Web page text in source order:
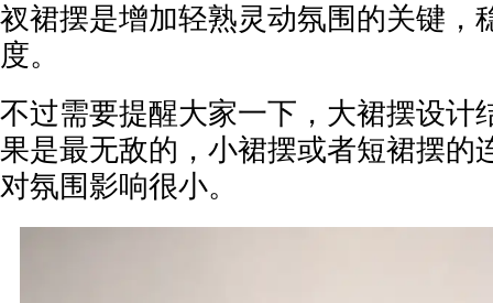
衩裙摆是增加轻熟灵动氛围的关键，
度。
不过需要提醒大家一下，大裙摆设计
果是最无敌的，小裙摆或者短裙摆的
对氛围影响很小。